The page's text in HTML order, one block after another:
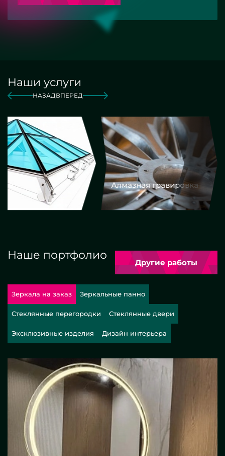
Наши услуги
НАЗАДВПЕРЕД
Алмазная гравировка
Наше портфолио
Другие работы
Зеркала на заказ Зеркальные панно
Стеклянные перегородки Стеклянные двери
Эксклюзивные изделия Дизайн интерьера